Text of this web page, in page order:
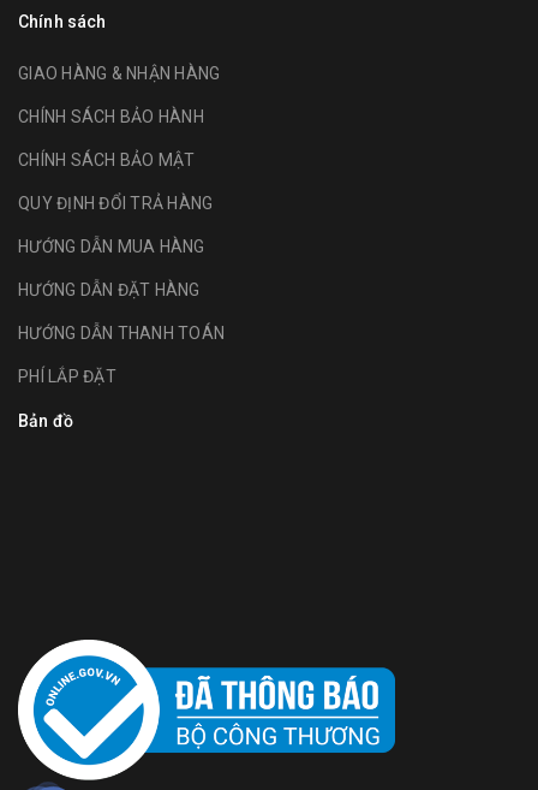
Chính sách
GIAO HÀNG & NHẬN HÀNG
CHÍNH SÁCH BẢO HÀNH
CHÍNH SÁCH BẢO MẬT
QUY ĐỊNH ĐỔI TRẢ HÀNG
HƯỚNG DẪN MUA HÀNG
HƯỚNG DẪN ĐẶT HÀNG
HƯỚNG DẪN THANH TOÁN
PHÍ LẮP ĐẶT
Bản đồ